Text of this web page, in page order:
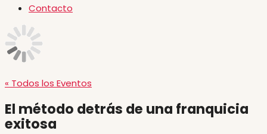
Contacto
« Todos los Eventos
El método detrás de una franquicia
exitosa